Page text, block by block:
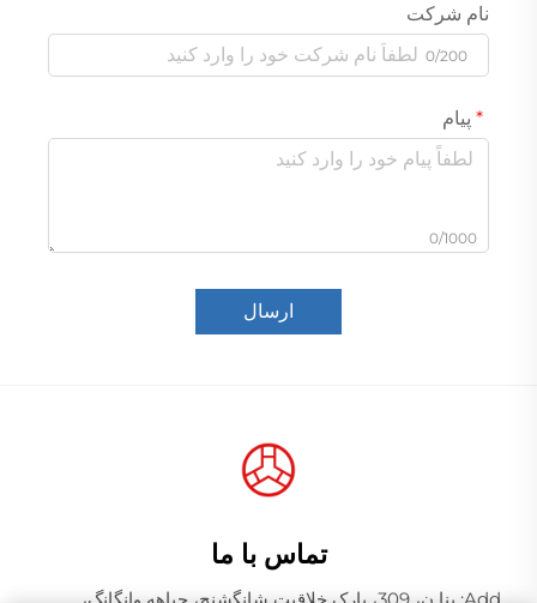
نام شرکت
0/200
پیام
0/1000
ارسال
تماس با ما